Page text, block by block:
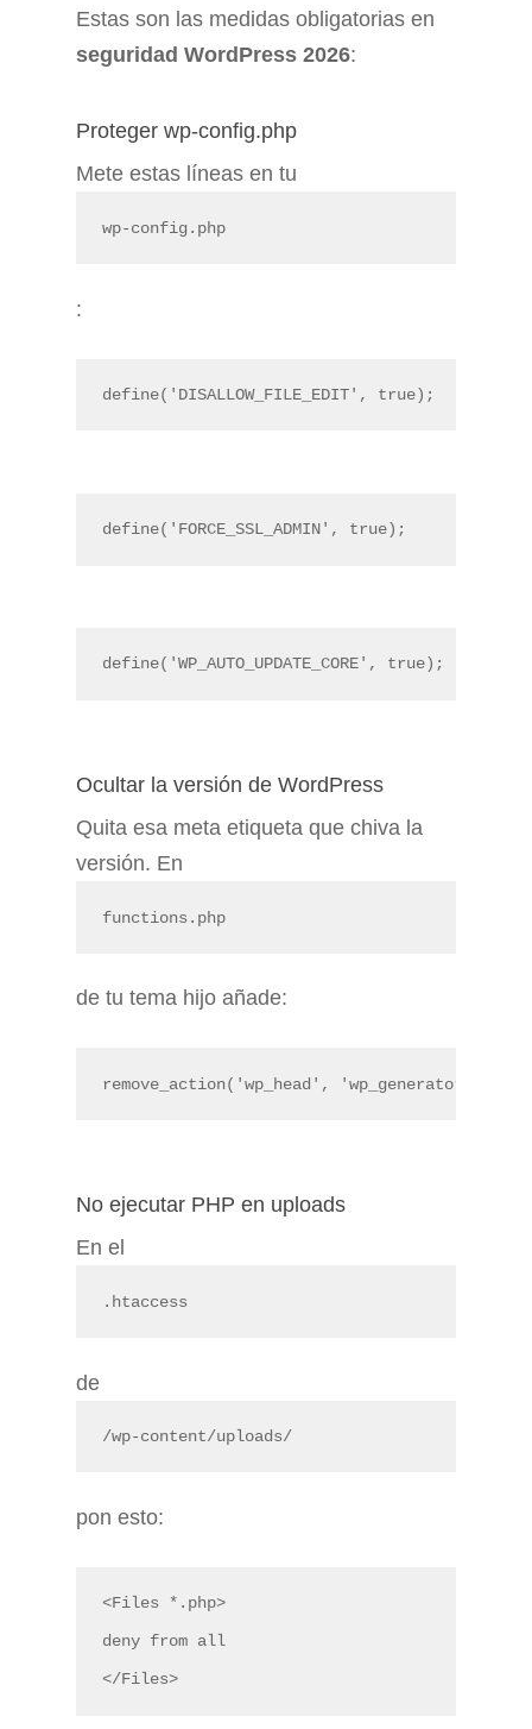
Estas son las medidas obligatorias en
seguridad WordPress 2026:
Proteger wp-config.php
Mete estas líneas en tu
wp-config.php
:
define('DISALLOW_FILE_EDIT', true);
define('FORCE_SSL_ADMIN', true);
define('WP_AUTO_UPDATE_CORE', true);
Ocultar la versión de WordPress
Quita esa meta etiqueta que chiva la
versión. En
functions.php
de tu tema hijo añade:
remove_action('wp_head', 'wp_generator');
No ejecutar PHP en uploads
En el
.htaccess
de
/wp-content/uploads/
pon esto:
<Files *.php>
deny from all
</Files>